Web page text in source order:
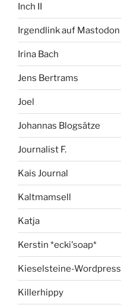
Inch II
Irgendlink auf Mastodon
Irina Bach
Jens Bertrams
Joel
Johannas Blogsätze
Journalist F.
Kais Journal
Kaltmamsell
Katja
Kerstin *ecki'soap*
Kieselsteine-Wordpress
Killerhippy